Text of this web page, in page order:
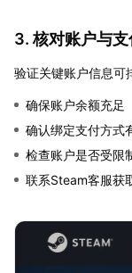
3. 核对账户与
验证关键账户信息可
确保账户余额充足
确认绑定支付方式
检查账户是否受限
联系Steam客服获